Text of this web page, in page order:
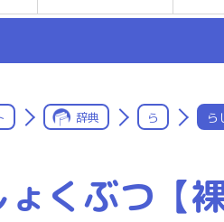
辞典 ら ら
くぶつ【